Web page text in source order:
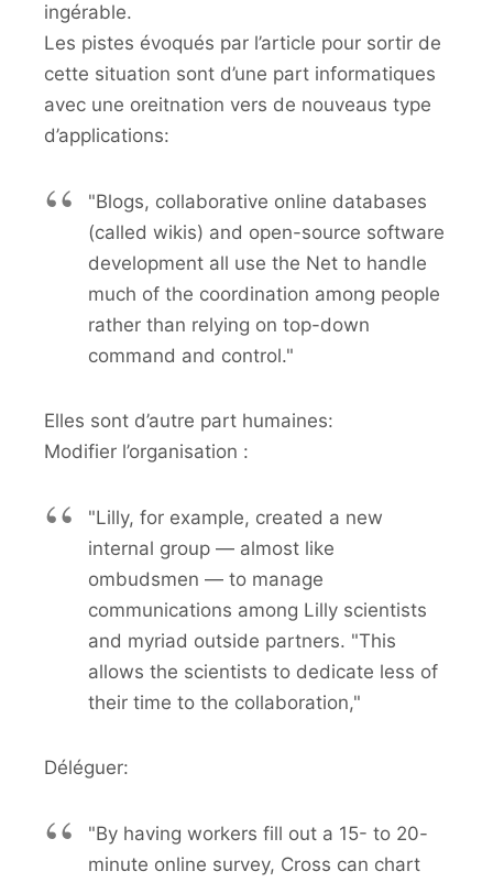
ingérable.
Les pistes évoqués par l’article pour sortir de
cette situation sont d’une part informatiques
avec une oreitnation vers de nouveaus type
d’applications:
"Blogs, collaborative online databases
(called wikis) and open-source software
development all use the Net to handle
much of the coordination among people
rather than relying on top-down
command and control."
Elles sont d’autre part humaines:
Modifier l’organisation :
"Lilly, for example, created a new
internal group — almost like
ombudsmen — to manage
communications among Lilly scientists
and myriad outside partners. "This
allows the scientists to dedicate less of
their time to the collaboration,"
Déléguer:
"By having workers fill out a 15- to 20-
minute online survey, Cross can chart